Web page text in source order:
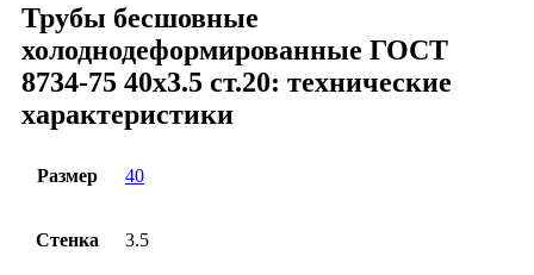
Трубы бесшовные
холоднодеформированные ГОСТ
8734-75 40x3.5 ст.20: технические
характеристики
Размер 40
Стенка 3.5